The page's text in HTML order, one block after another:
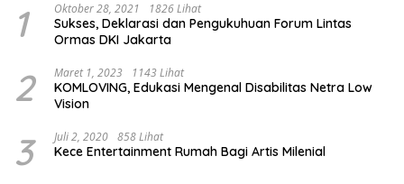
1 Oktober 28, 2021 1826 Lihat
Sukses, Deklarasi dan Pengukuhuan Forum Lintas
Ormas DKI Jakarta
2 Maret 1, 2023 1143 Lihat
KOMLOVING, Edukasi Mengenal Disabilitas Netra Low
Vision
3 Juli 2, 2020 858 Lihat
Kece Entertainment Rumah Bagi Artis Milenial